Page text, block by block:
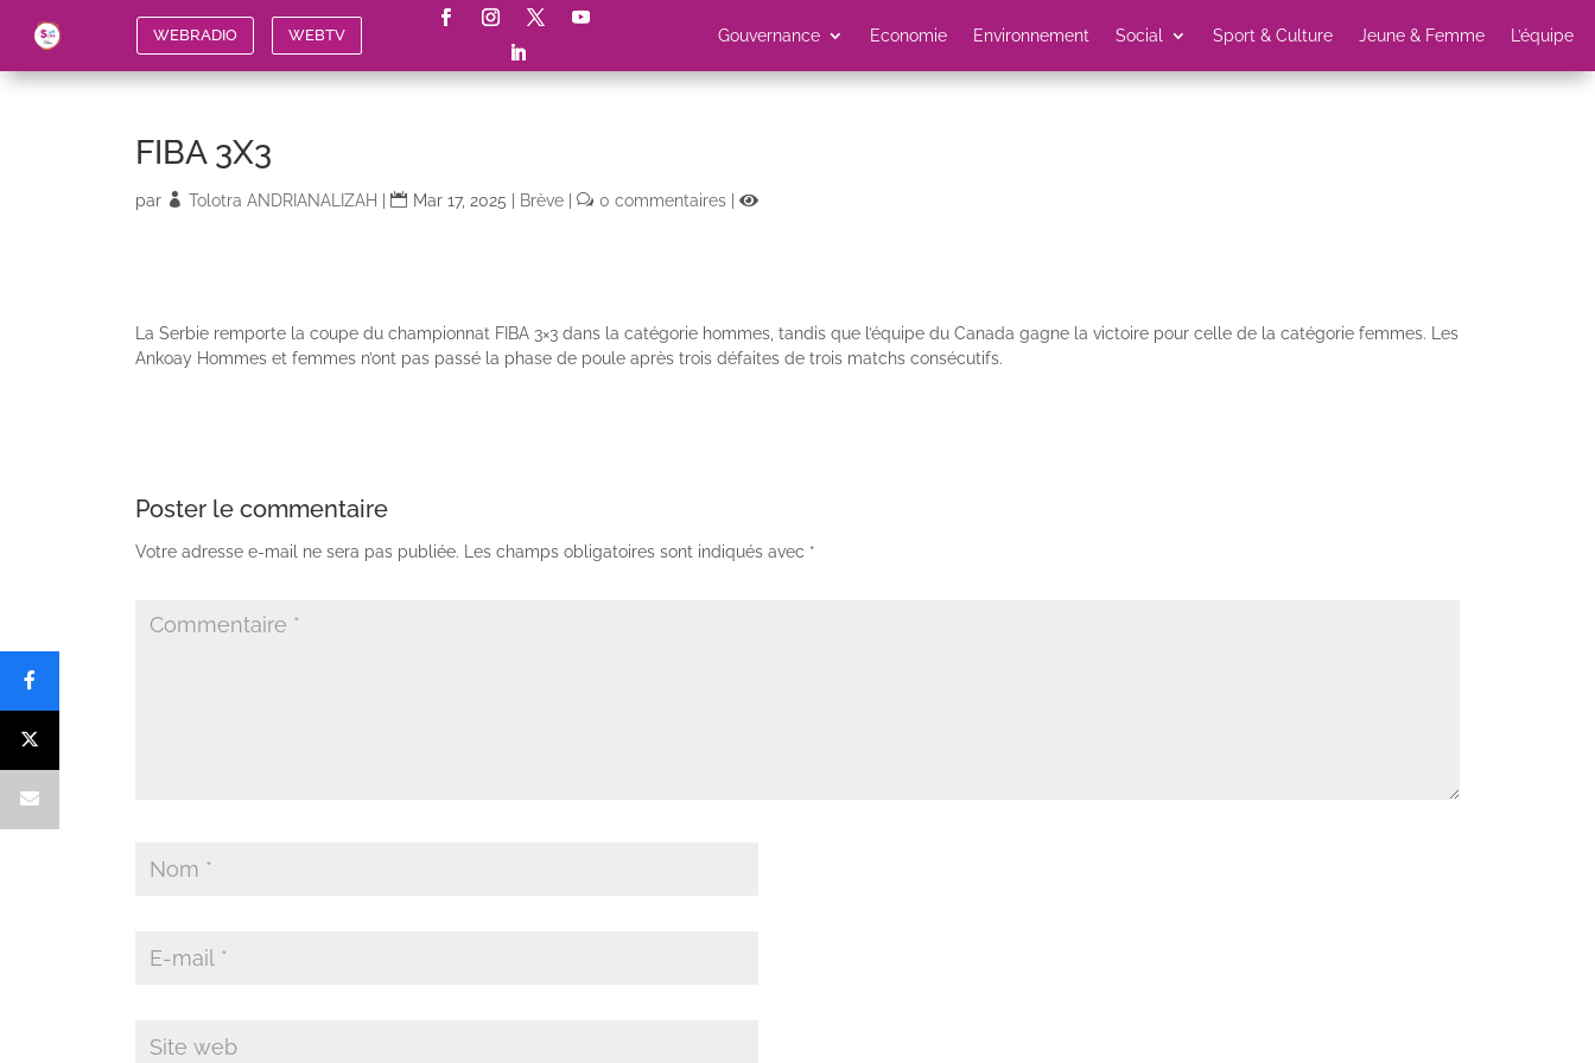
WEBRADIO WEBTV Gouvernance Economie Environnement Social Sport & Culture Jeune & Femme L’équipe
FIBA 3X3
par Tolotra ANDRIANALIZAH Mar 17, 2025 Brève 0 commentaires
La Serbie remporte la coupe du championnat FIBA 3×3 dans la catégorie hommes, tandis que l’équipe du Canada gagne la victoire pour celle de la catégorie femmes. Les
Ankoay Hommes et femmes n’ont pas passé la phase de poule après trois défaites de trois matchs consécutifs.
Poster le commentaire
Votre adresse e-mail ne sera pas publiée. Les champs obligatoires sont indiqués avec *